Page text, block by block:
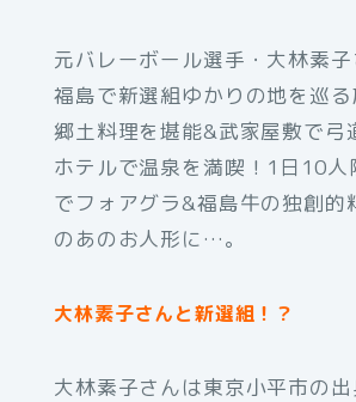
元バレーボール選手・大林素
福島で新選組ゆかりの地を巡
郷土料理を堪能&武家屋敷で弓
ホテルで温泉を満喫！1日10人
でフォアグラ&福島牛の独創的
のあのお人形に…。
大林素子さんと新選組！？
大林素子さんは東京小平市の